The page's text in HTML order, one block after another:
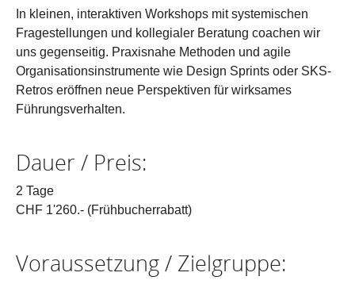
In kleinen, interaktiven Workshops mit systemischen
Fragestellungen und kollegialer Beratung coachen wir
uns gegenseitig. Praxisnahe Methoden und agile
Organisationsinstrumente wie Design Sprints oder SKS-
Retros eröffnen neue Perspektiven für wirksames
Führungsverhalten.
Dauer / Preis:
2 Tage
CHF 1'260.- (Frühbucherrabatt)
Voraussetzung / Zielgruppe: